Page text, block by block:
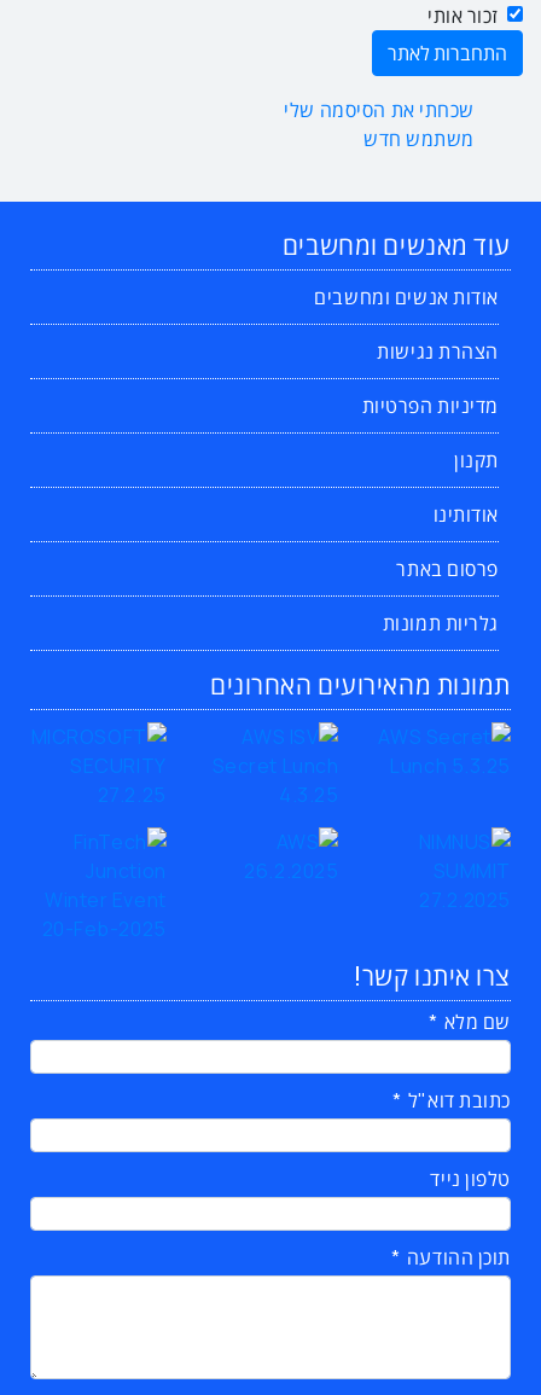
זכור אותי
שכחתי את הסיסמה שלי
משתמש חדש
עוד מאנשים ומחשבים
אודות אנשים ומחשבים
הצהרת נגישות
מדיניות הפרטיות
תקנון
אודותינו
פרסום באתר
גלריות תמונות
תמונות מהאירועים האחרונים
צרו איתנו קשר!
שם מלא
כתובת דוא"ל
טלפון נייד
תוכן ההודעה